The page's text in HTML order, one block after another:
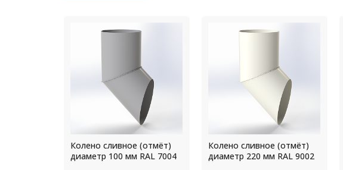
Колено сливное (отмёт)
диаметр 220 мм RAL 9002
Колено сливное (отмёт)
диаметр 150 мм RAL 9002